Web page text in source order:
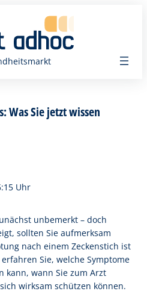
Was Sie jetzt wissen
Uhr
unbemerkt – doch
sollten Sie aufmerksam
nach einem Zeckenstich ist
Sie, welche Symptome
kann, wann Sie zum Arzt
wirksam schützen können.